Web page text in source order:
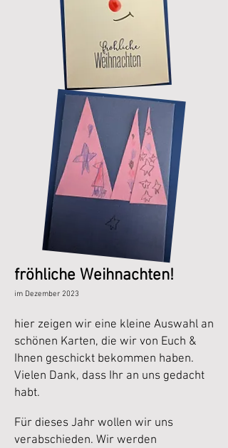
fröhliche Weihnachten!
im Dezember 2023
hier zeigen wir eine kleine Auswahl an
schönen Karten, die wir von Euch &
Ihnen geschickt bekommen haben.
Vielen Dank, dass Ihr an uns gedacht
habt.
Für dieses Jahr wollen wir uns
verabschieden. Wir werden